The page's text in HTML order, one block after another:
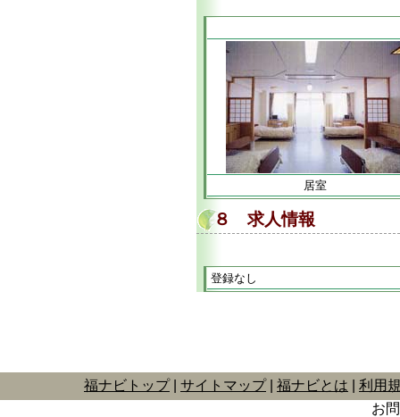
居室
８ 求人情報
登録なし
福ナビトップ サイトマップ 福ナビとは
利用
お